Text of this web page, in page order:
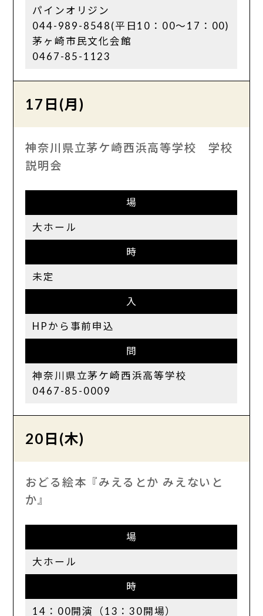
パインオリジン
044-989-8548(平日10：00～17：00)
茅ヶ崎市民文化会館
0467-85-1123
17日(月)
神奈川県立茅ケ崎西浜高等学校 学校
説明会
場
大ホール
時
未定
入
HPから事前申込
問
神奈川県立茅ケ崎西浜高等学校
0467-85-0009
20日(木)
おどる絵本『みえるとか みえないと
か』
場
大ホール
時
14：00開演（13：30開場）